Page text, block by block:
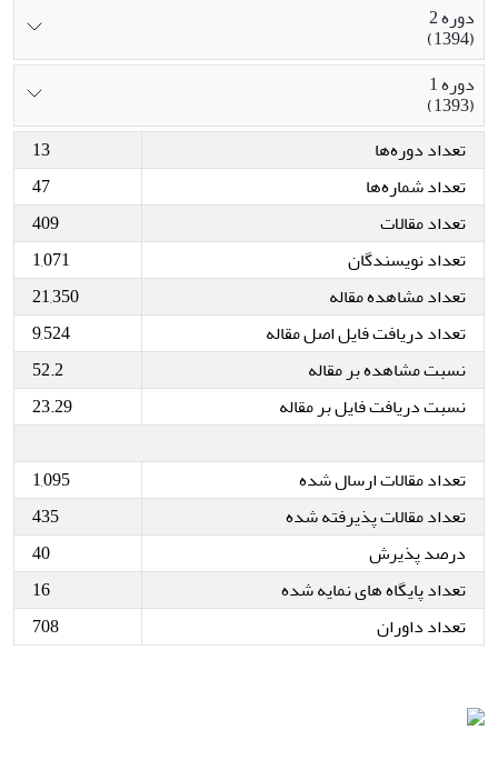
دوره 2
(1394)
دوره 1
(1393)
تعداد دوره‌ها
13
تعداد شماره‌ها
47
تعداد مقالات
409
تعداد نویسندگان
1,071
تعداد مشاهده مقاله
21,350
تعداد دریافت فایل اصل مقاله
9,524
نسبت مشاهده بر مقاله
52.2
نسبت دریافت فایل بر مقاله
23.29
تعداد مقالات ارسال شده
1,095
تعداد مقالات پذیرفته شده
435
درصد پذیرش
40
تعداد پایگاه های نمایه شده
16
تعداد داوران
708